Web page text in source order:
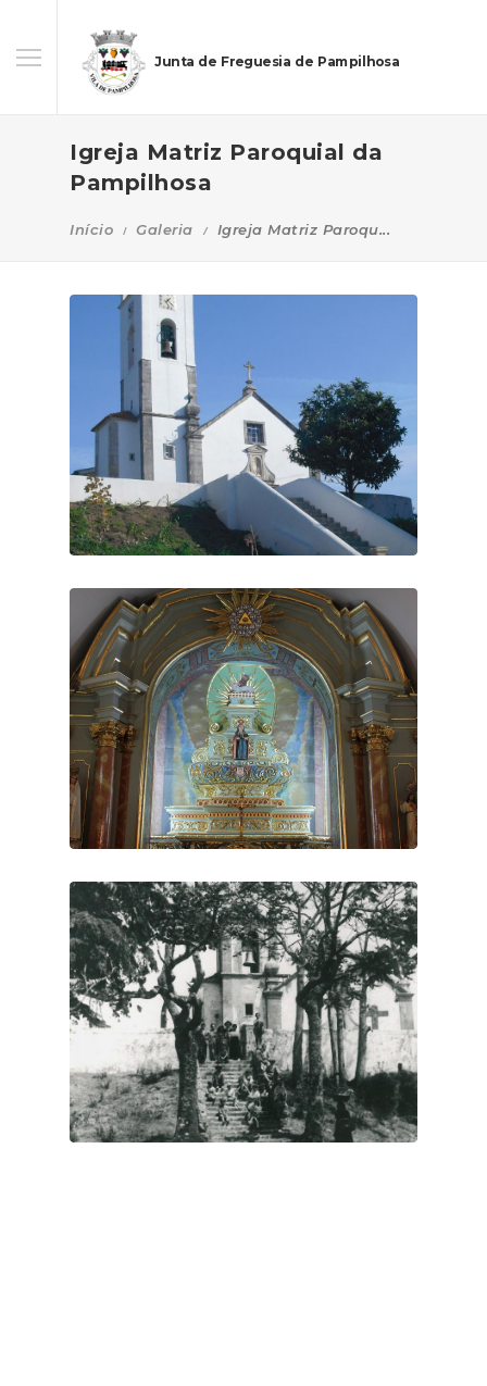
Junta de Freguesia de Pampilhosa
Igreja Matriz Paroquial da
Pampilhosa
Início Galeria Igreja Matriz Paroqu...
IGREJA MATRIZ
ALTAR MOR ESCONDIDO
DURANTE ANOS